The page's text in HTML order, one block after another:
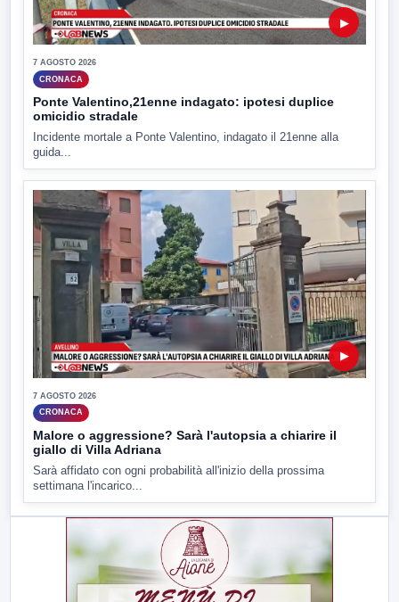
▶
7 AGOSTO 2026
CRONACA
Ponte Valentino,21enne indagato: ipotesi duplice
omicidio stradale
Incidente mortale a Ponte Valentino, indagato il 21enne alla
guida...
▶
7 AGOSTO 2026
CRONACA
Malore o aggressione? Sarà l'autopsia a chiarire il
giallo di Villa Adriana
Sarà affidato con ogni probabilità all'inizio della prossima
settimana l'incarico...